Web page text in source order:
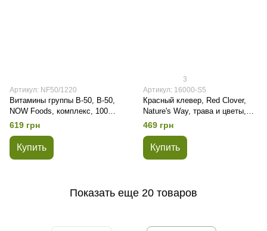
Артикул: NF50/1220
Витамины группы В-50, B-50,
NOW Foods, комплекс, 100
вегетарианских капсул
619 грн
Купить
3
Артикул: 16000-S5
Красный клевер, Red Clover,
Nature's Way, трава и цветы,
400 мг, 100 капсул
469 грн
Купить
Показать еще 20 товаров